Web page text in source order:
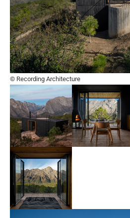
© Recording Architecture